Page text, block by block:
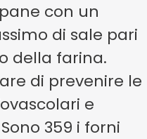
con un
di sale pari
della farina.
di prevenire le
e
359 i forni